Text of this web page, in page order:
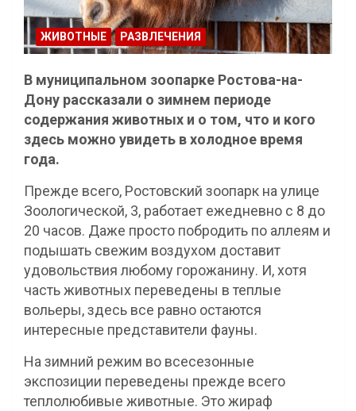
ЖИВОТНЫЕ РАЗВЛЕЧЕНИЯ
В муниципальном зоопарке Ростова-на-
Дону рассказали о зимнем периоде
содержания животных и о том, что и кого
здесь можно увидеть в холодное время
года.
Прежде всего, Ростовский зоопарк на улице
Зоологической, 3, работает ежедневно с 8 до
20 часов. Даже просто побродить по аллеям и
подышать свежим воздухом доставит
удовольствия любому горожанину. И, хотя
часть животных переведены в теплые
вольеры, здесь все равно остаются
интересные представители фауны.
На зимний режим во всесезонные
экспозиции переведены прежде всего
теплолюбивые животные. Это жираф